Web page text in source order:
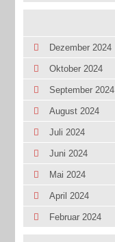
Dezember 2024
Oktober 2024
September 2024
August 2024
Juli 2024
Juni 2024
Mai 2024
April 2024
Februar 2024